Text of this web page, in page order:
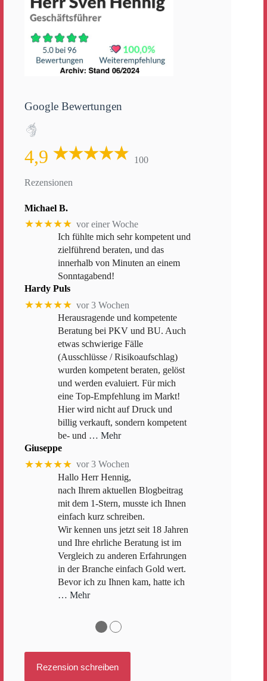
Google Bewertungen
4,9 100
Rezensionen
Michael B.
★★★★★ vor einer Woche
Ich fühlte mich sehr kompetent und
zielführend beraten, und das
innerhalb von Minuten an einem
Sonntagabend!
Hardy Puls
★★★★★ vor 3 Wochen
Herausragende und kompetente
Beratung bei PKV und BU. Auch
etwas schwierige Fälle
(Ausschlüsse / Risikoaufschlag)
wurden kompetent beraten, gelöst
und werden evaluiert. Für mich
eine Top-Empfehlung im Markt!
Hier wird nicht auf Druck und
billig verkauft, sondern kompetent
be- und … Mehr
Giuseppe
★★★★★ vor 3 Wochen
Hallo Herr Hennig,
nach Ihrem aktuellen Blogbeitrag
mit dem 1-Stern, musste ich Ihnen
einfach kurz schreiben.
Wir kennen uns jetzt seit 18 Jahren
und Ihre ehrliche Beratung ist im
Vergleich zu anderen Erfahrungen
in der Branche einfach Gold wert.
Bevor ich zu Ihnen kam, hatte ich
… Mehr
●●
Rezension schreiben